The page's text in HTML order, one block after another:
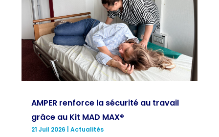
AMPER renforce la sécurité au travail
grâce au Kit MAD MAX®
21 Juil 2026 Actualités